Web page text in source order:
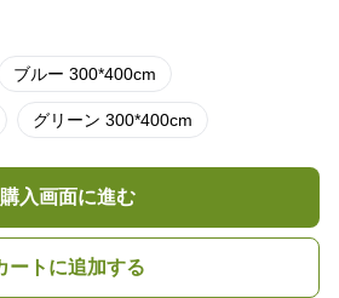
ブルー 300*400cm
グリーン 300*400cm
購入画面に進む
ートに追加する